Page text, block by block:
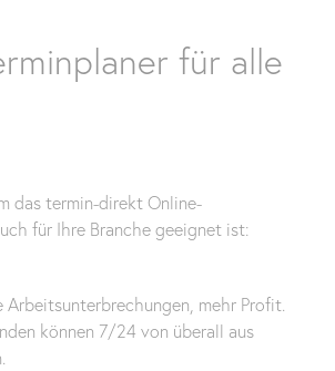
für alle
das termin-direkt Online-
für Ihre Branche geeignet ist:
Arbeitsunterbrechungen, mehr Profit.
können 7/24 von überall aus